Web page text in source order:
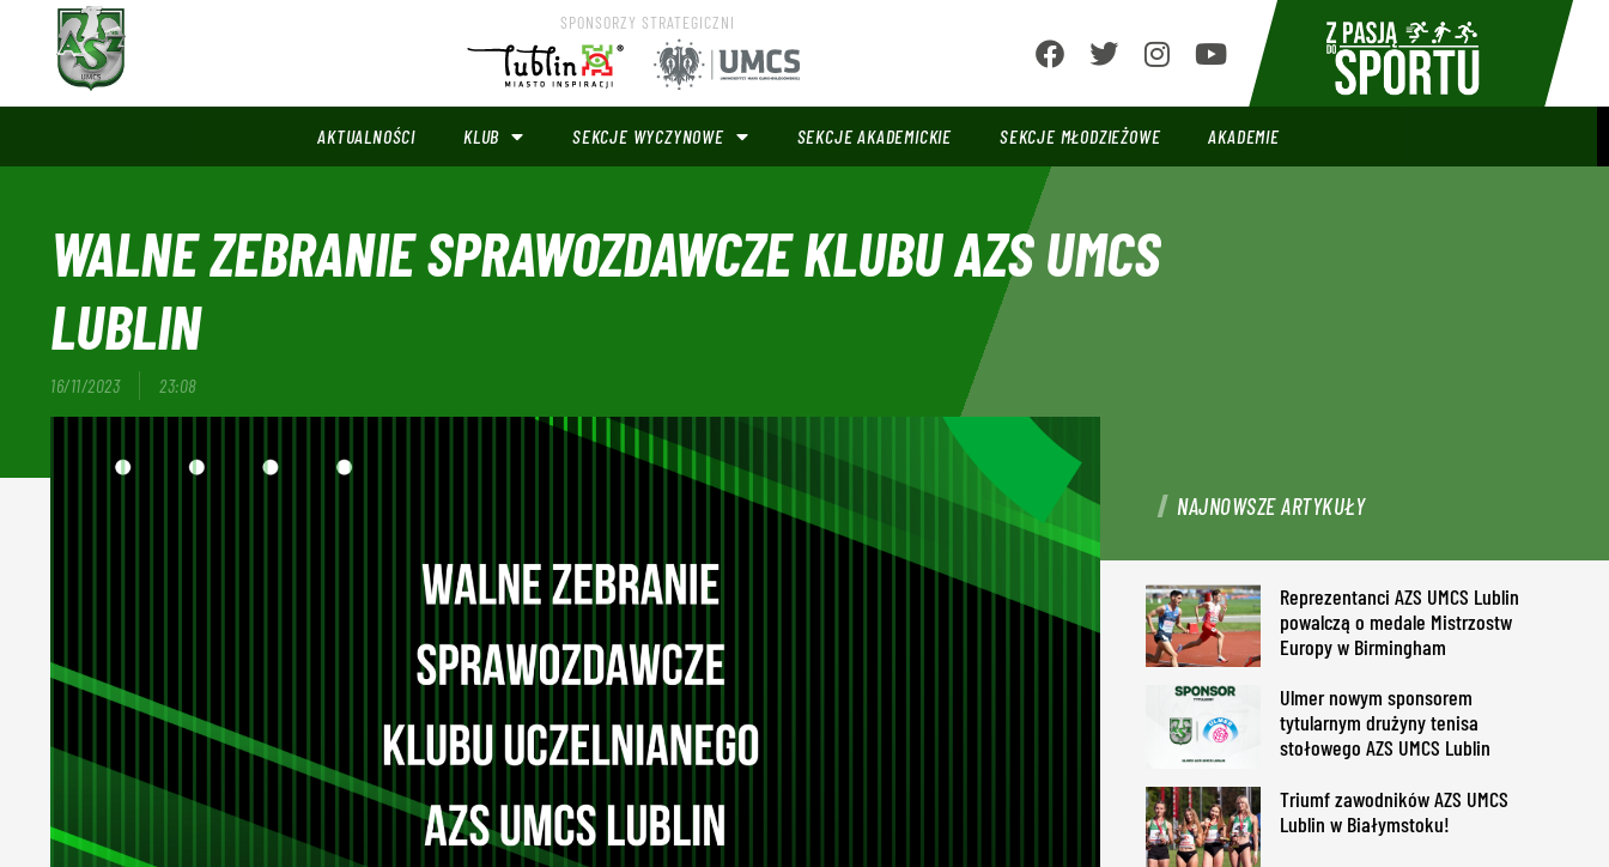
SPONSORZY STRATEGICZNI
AKTUALNOŚCI KLUB SEKCJE WYCZYNOWE SEKCJE AKADEMICKIE SEKCJE MŁODZIEŻOWE AKADEMIE
WALNE ZEBRANIE SPRAWOZDAWCZE KLUBU AZS UMCS
LUBLIN
16/11/2023 23:08
NAJNOWSZE ARTYKUŁY
Reprezentanci AZS UMCS Lublin
powalczą o medale Mistrzostw
Europy w Birmingham
Ulmer nowym sponsorem
tytularnym drużyny tenisa
stołowego AZS UMCS Lublin
Triumf zawodników AZS UMCS
Lublin w Białymstoku!